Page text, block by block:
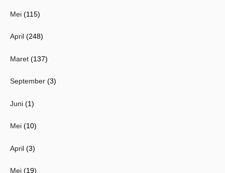
Mei (115)
April (248)
Maret (137)
September (3)
Juni (1)
Mei (10)
April (3)
Mei (19)